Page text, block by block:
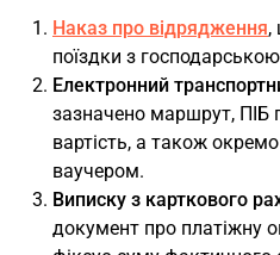
Наказ про відрядження,
поїздки з
Електронний
зазначено маршрут, ПІБ
вартість, а також
ваучером.
Виписку з карткового
документ про платіжну